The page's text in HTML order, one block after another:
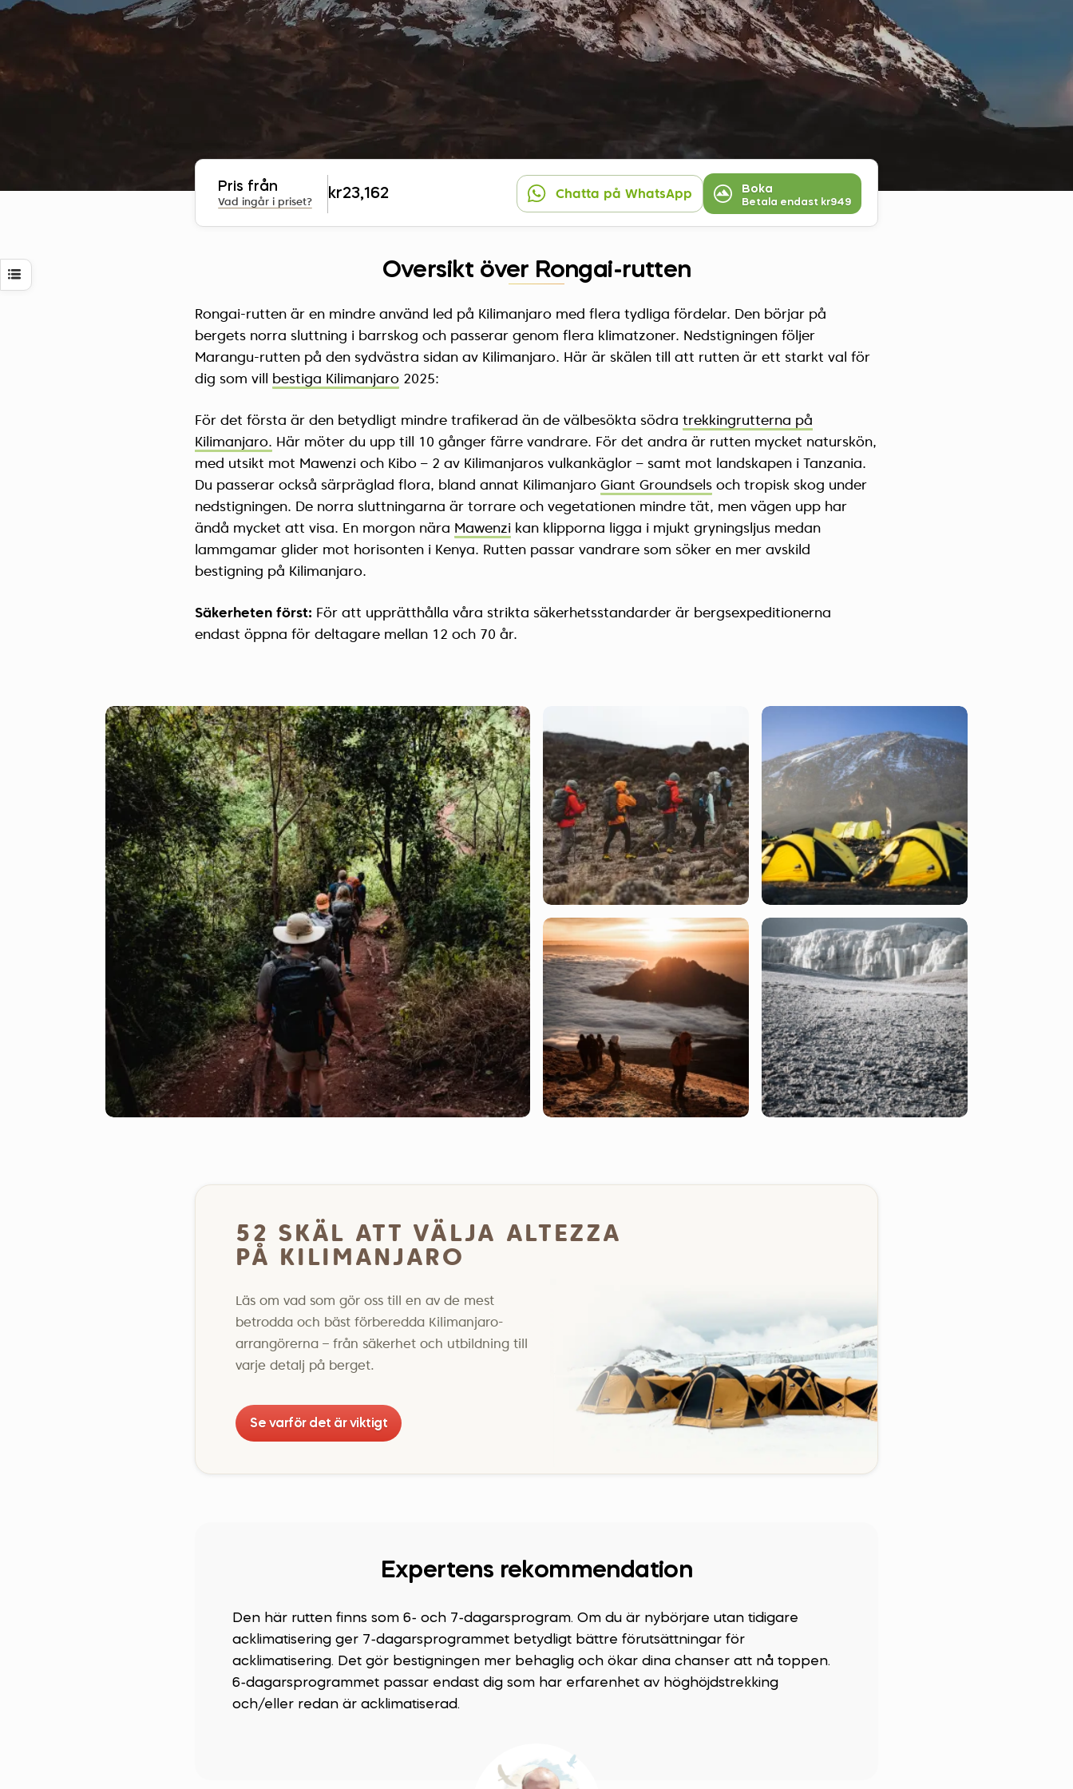
Czech Republic (Čeština)
Danmark (Dansk)
Suomi (Suomi)
Latvia (Latviešu)
Nederland (Nederlands)
North Macedonia (Македонски)
Schweiz (Deutsch)
Pris från
Vad ingår i priset?
kr23,162 Chatta på WhatsApp Boka
Betala endast kr949
Översikt över Rongai-rutten
Rongai-rutten är en mindre använd led på Kilimanjaro med flera tydliga fördelar. Den börjar på
bergets norra sluttning i barrskog och passerar genom flera klimatzoner. Nedstigningen följer
Marangu-rutten på den sydvästra sidan av Kilimanjaro. Här är skälen till att rutten är ett starkt val för
dig som vill
bestiga Kilimanjaro 2025:
För det första är den betydligt mindre trafikerad än de välbesökta södra trekkingrutterna på
Kilimanjaro. Här möter du upp till 10 gånger färre vandrare. För det andra är rutten mycket naturskön,
med utsikt mot Mawenzi och Kibo – 2 av Kilimanjaros vulkankäglor – samt mot landskapen i Tanzania.
Du passerar också särpräglad flora, bland annat Kilimanjaro Giant Groundsels och tropisk skog under
nedstigningen. De norra sluttningarna är torrare och vegetationen mindre tät, men vägen upp har
ändå mycket att visa. En morgon nära Mawenzi kan klipporna ligga i mjukt gryningsljus medan
lammgamar glider mot horisonten i Kenya. Rutten passar vandrare som söker en mer avskild
bestigning på Kilimanjaro.
Säkerheten först: För att upprätthålla våra strikta säkerhetsstandarder är bergsexpeditionerna
endast öppna för deltagare mellan 12 och 70 år.
52 SKÄL ATT VÄLJA ALTEZZA
PÅ KILIMANJARO
Läs om vad som gör oss till en av de mest
betrodda och bäst förberedda Kilimanjaro-
arrangörerna – från säkerhet och utbildning till
varje detalj på berget.
Se varför det är viktigt
Expertens rekommendation
Den här rutten finns som 6- och 7-dagarsprogram. Om du är nybörjare utan tidigare
acklimatisering ger 7-dagarsprogrammet betydligt bättre förutsättningar för
acklimatisering. Det gör bestigningen mer behaglig och ökar dina chanser att nå toppen.
6-dagarsprogrammet passar endast dig som har erfarenhet av höghöjdstrekking
och/eller redan är acklimatiserad.